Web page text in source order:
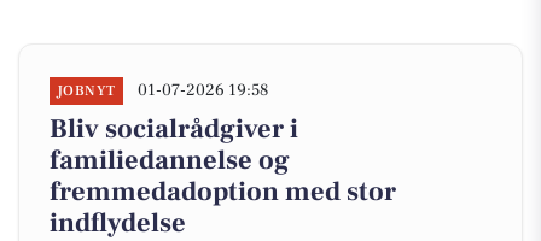
JOBNYT 01-07-2026 19:58
Bliv socialrådgiver i
familiedannelse og
fremmedadoption med stor
indflydelse